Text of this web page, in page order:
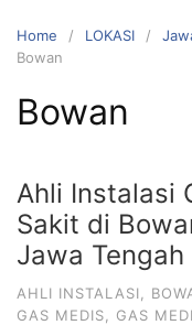
Home LOKASI
Bowan
Bowan
Ahli Instalasi
Sakit di
Jawa Tengah
AHLI INSTALASI
GAS MEDIS
GAS